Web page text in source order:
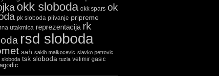
okk sloboda okk spars ok
pk sloboda plivanje pripreme
utakmica reprezentacija rk
rsd sloboda
sah sakib malkocevic slavko petrovic
sloboda tsk sloboda tuzla velimir gasic